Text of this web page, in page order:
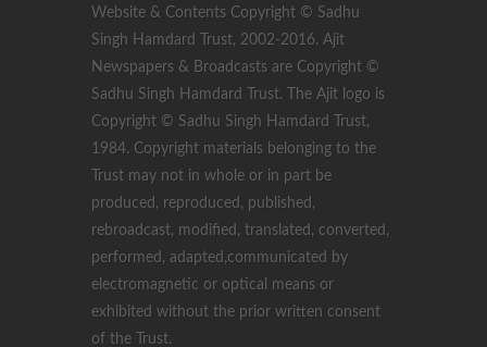
Website & Contents Copyright © Sadhu
Singh Hamdard Trust, 2002-2016. Ajit
Newspapers & Broadcasts are Copyright ©
Sadhu Singh Hamdard Trust. The Ajit logo is
Copyright © Sadhu Singh Hamdard Trust,
1984. Copyright materials belonging to the
Trust may not in whole or in part be
produced, reproduced, published,
rebroadcast, modified, translated, converted,
performed, adapted,communicated by
electromagnetic or optical means or
exhibited without the prior written consent
of the Trust.